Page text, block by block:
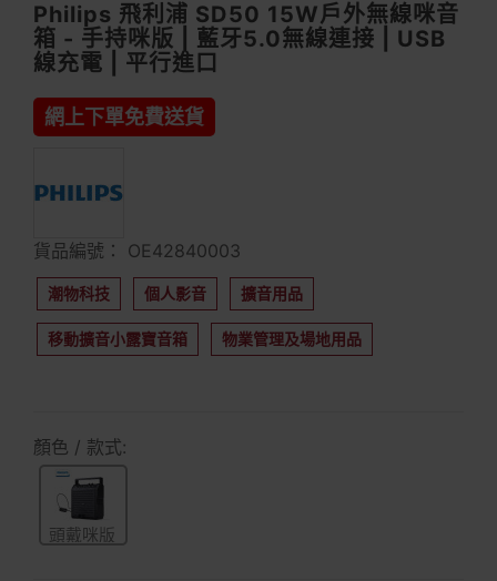
Philips 飛利浦 SD50 15W戶外無線咪音
箱 - 手持咪版 | 藍牙5.0無線連接 | USB
線充電 | 平行進口
網上下單免費送貨
貨品編號： OE42840003
潮物科技 個人影音 擴音用品
移動擴音小露寶音箱 物業管理及場地用品
顏色 / 款式:
頭戴咪版